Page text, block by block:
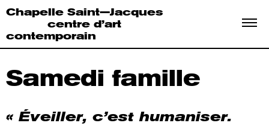
Chapelle Saint—Jacques
centre d’art
contemporain
Samedifamille
« Éveiller, c’est humaniser.